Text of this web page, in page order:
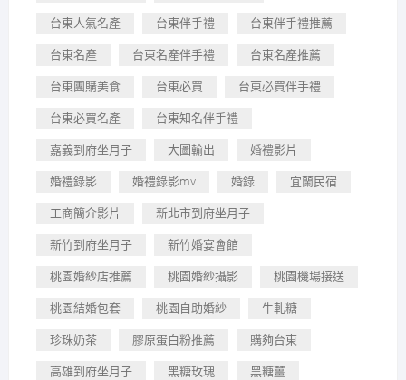
台東人氣名產 台東伴手禮 台東伴手禮推薦
台東名產 台東名產伴手禮 台東名產推薦
台東團購美食 台東必買 台東必買伴手禮
台東必買名產 台東知名伴手禮
嘉義到府坐月子 大圖輸出 婚禮影片
婚禮錄影 婚禮錄影mv 婚錄 宜蘭民宿
工商簡介影片 新北市到府坐月子
新竹到府坐月子 新竹婚宴會館
桃園婚紗店推薦 桃園婚紗攝影 桃園機場接送
桃園結婚包套 桃園自助婚紗 牛軋糖
珍珠奶茶 膠原蛋白粉推薦 購夠台東
高雄到府坐月子 黑糖玫瑰 黑糖薑